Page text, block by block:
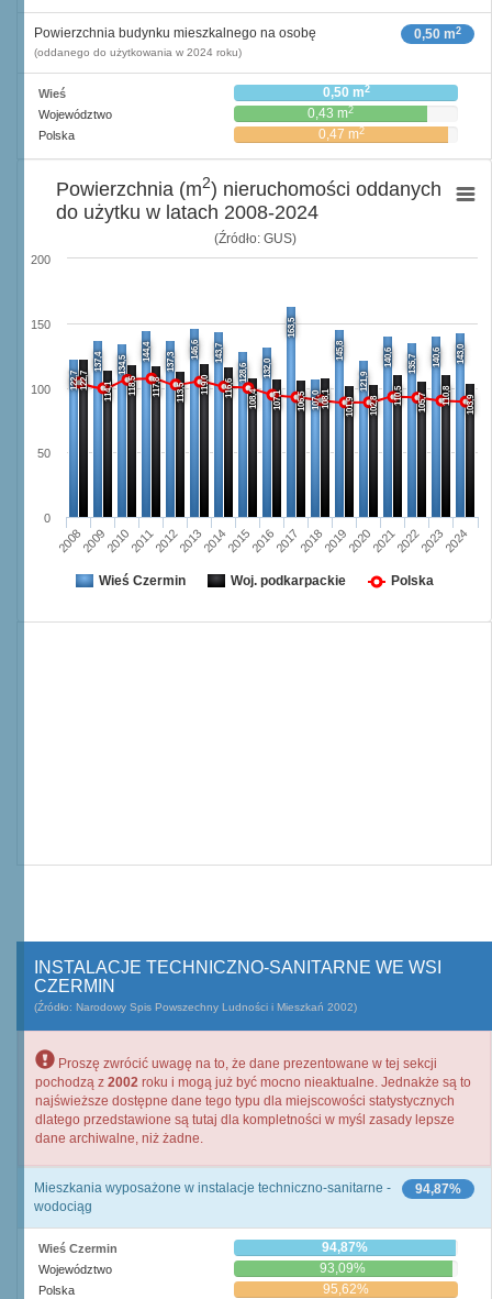
0,50 m2
Powierzchnia budynku mieszkalnego na osobę
(oddanego do użytkowania w 2024 roku)
Wieś 0,50 m2
Województwo 0,43 m2
Polska 0,47 m2
(Źródło: GUS)
122,7
137,4 134,5
144,4 137,3
146,6
143,7
128,6
132,0
163,5
107,0
145,8
121,9
140,6 135,7 140,6
143,0
122,7
114,1 118,5 117,8 113,5 119,0 116,6
108,4 107,1 106,5 108,1 101,9 102,8 110,5 105,7 110,8 103,9
20082009201020112012201320142015201620172018201920202021202220232024
0
50
100
150
200
Powierzchnia (m2) nieruchomości oddanych
do użytku w latach 2008-2024
Wieś Czermin Woj. podkarpackie Polska
INSTALACJE TECHNICZNO-SANITARNE WE WSI
CZERMIN
(Źródło: Narodowy Spis Powszechny Ludności i Mieszkań 2002)
Proszę zwrócić uwagę na to, że dane prezentowane w tej sekcji
pochodzą z 2002 roku i mogą już być mocno nieaktualne. Jednakże są to
najświeższe dostępne dane tego typu dla miejscowości statystycznych
dlatego przedstawione są tutaj dla kompletności w myśl zasady lepsze
dane archiwalne, niż żadne.
94,87%
Mieszkania wyposażone w instalacje techniczno-sanitarne -
wodociąg
Wieś Czermin 94,87%
Województwo 93,09%
Polska 95,62%